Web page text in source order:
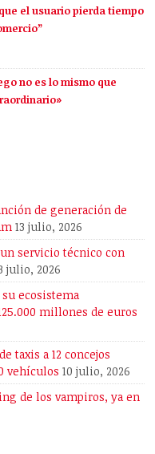
el usuario pierda tiempo
no es lo mismo que
de generación de
13 julio, 2026
servicio técnico con
julio, 2026
ecosistema
millones de euros
taxis a 12 concejos
vehículos 10 julio, 2026
de los vampiros, ya en